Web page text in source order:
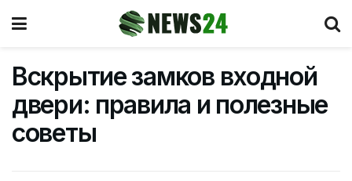
Вскрытие замков входной
двери: правила и полезные
советы